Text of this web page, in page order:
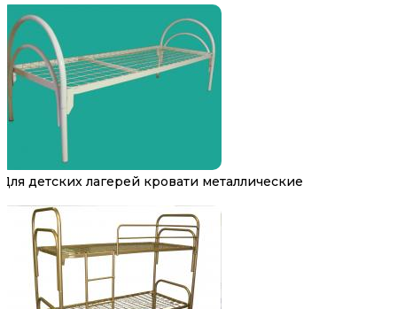
Для детских лагерей кровати металлические